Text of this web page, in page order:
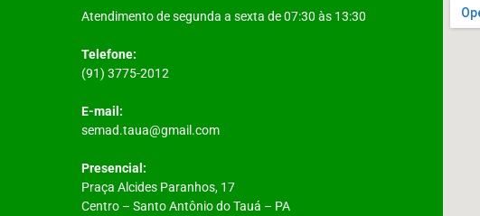
Atendimento de segunda a sexta de 07:30 às 13:30
Telefone:
(91) 3775-2012
E-mail:
semad.taua@gmail.com
Presencial:
Praça Alcides Paranhos, 17
Centro – Santo Antônio do Tauá – PA